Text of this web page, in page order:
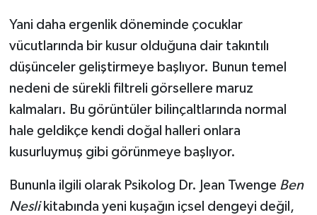
Yani daha ergenlik döneminde çocuklar
vücutlarında bir kusur olduğuna dair takıntılı
düşünceler geliştirmeye başlıyor. Bunun temel
nedeni de sürekli filtreli görsellere maruz
kalmaları. Bu görüntüler bilinçaltlarında normal
hale geldikçe kendi doğal halleri onlara
kusurluymuş gibi görünmeye başlıyor.
Bununla ilgili olarak Psikolog Dr. Jean Twenge Ben
Neslikitabında yeni kuşağın içsel dengeyi değil,